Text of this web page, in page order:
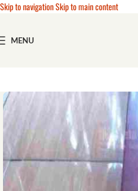
Skip to navigationSkip to main content
MENU